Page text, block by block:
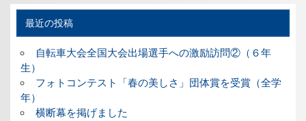
最近の投稿
自転車大会全国大会出場選手への激励訪問②（６年
生）
フォトコンテスト「春の美しさ」団体賞を受賞（全学
年）
横断幕を掲げました